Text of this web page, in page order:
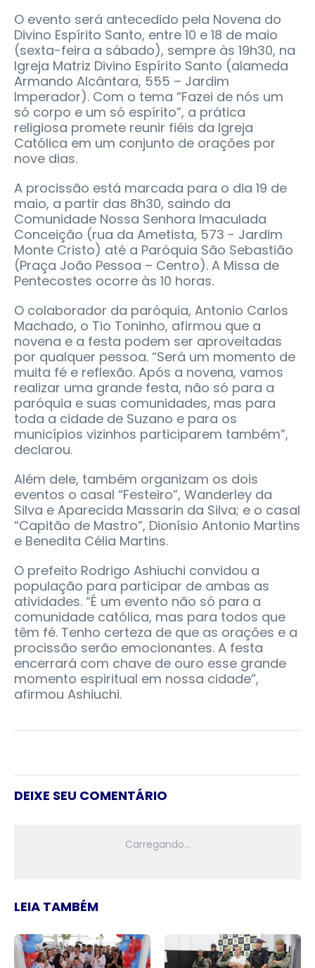
O evento será antecedido pela Novena do
Divino Espírito Santo, entre 10 e 18 de maio
(sexta-feira a sábado), sempre às 19h30, na
Igreja Matriz Divino Espírito Santo (alameda
Armando Alcântara, 555 – Jardim
Imperador). Com o tema “Fazei de nós um
só corpo e um só espírito”, a prática
religiosa promete reunir fiéis da Igreja
Católica em um conjunto de orações por
nove dias.
A procissão está marcada para o dia 19 de
maio, a partir das 8h30, saindo da
Comunidade Nossa Senhora Imaculada
Conceição (rua da Ametista, 573 - Jardim
Monte Cristo) até a Paróquia São Sebastião
(Praça João Pessoa – Centro). A Missa de
Pentecostes ocorre às 10 horas.
O colaborador da paróquia, Antonio Carlos
Machado, o Tio Toninho, afirmou que a
novena e a festa podem ser aproveitadas
por qualquer pessoa. “Será um momento de
muita fé e reflexão. Após a novena, vamos
realizar uma grande festa, não só para a
paróquia e suas comunidades, mas para
toda a cidade de Suzano e para os
municípios vizinhos participarem também”,
declarou.
Além dele, também organizam os dois
eventos o casal “Festeiro”, Wanderley da
Silva e Aparecida Massarin da Silva; e o casal
“Capitão de Mastro”, Dionísio Antonio Martins
e Benedita Célia Martins.
O prefeito Rodrigo Ashiuchi convidou a
população para participar de ambas as
atividades. “É um evento não só para a
comunidade católica, mas para todos que
têm fé. Tenho certeza de que as orações e a
procissão serão emocionantes. A festa
encerrará com chave de ouro esse grande
momento espiritual em nossa cidade”,
afirmou Ashiuchi.
DEIXE SEU COMENTÁRIO
LEIA TAMBÉM